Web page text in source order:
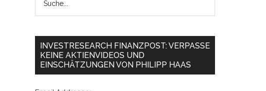
INVESTRESEARCH FINANZPOST: VERPASSE
KEINE AKTIENVIDEOS UND
EINSCHÄTZUNGEN VON PHILIPP HAAS